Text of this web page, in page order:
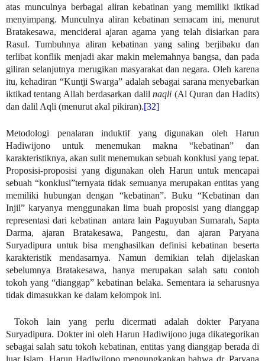
atas munculnya berbagai aliran kebatinan yang memiliki iktikad
menyimpang. Munculnya aliran kebatinan semacam ini, menurut
Bratakesawa, menciderai ajaran agama yang telah disiarkan para
Rasul. Tumbuhnya aliran kebatinan yang saling berjibaku dan
terlibat konflik menjadi akar makin melemahnya bangsa, dan pada
giliran selanjutnya merugikan masyarakat dan negara. Oleh karena
itu, kehadiran “Kuntji Swarga” adalah sebagai sarana menyebarkan
iktikad tentang Allah berdasarkan dalilnaqli (Al Quran dan Hadits)
dan dalil Aqli (menurut akal pikiran).[32]
Metodologi penalaran induktif yang digunakan oleh Harun
Hadiwijono untuk menemukan makna “kebatinan” dan
karakteristiknya, akan sulit menemukan sebuah konklusi yang tepat.
Proposisi-proposisi yang digunakan oleh Harun untuk mencapai
sebuah “konklusi”ternyata tidak semuanya merupakan entitas yang
memiliki hubungan dengan “kebatinan”. Buku “Kebatinan dan
Injil” karyanya menggunakan lima buah proposisi yang dianggap
representasi dari kebatinan antara lain Paguyuban Sumarah, Sapta
Darma, ajaran Bratakesawa, Pangestu, dan ajaran Paryana
Suryadipura untuk bisa menghasilkan definisi kebatinan beserta
karakteristik mendasarnya. Namun demikian telah dijelaskan
sebelumnya Bratakesawa, hanya merupakan salah satu contoh
tokoh yang “dianggap” kebatinan belaka. Sementara ia seharusnya
tidak dimasukkan ke dalam kelompok ini.
Tokoh lain yang perlu dicermati adalah dokter Paryana
Suryadipura. Dokter ini oleh Harun Hadiwijono juga dikategorikan
sebagai salah satu tokoh kebatinan, entitas yang dianggap berada di
luar Islam. Harun Hadiwijono mengungkapkan bahwa dr. Paryana